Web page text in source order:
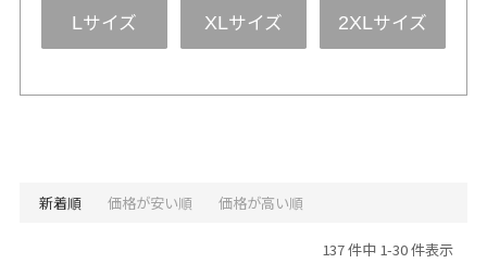
Lサイズ XLサイズ 2XLサイズ
新着順 価格が安い順 価格が高い順
137 件中 1-30 件表示